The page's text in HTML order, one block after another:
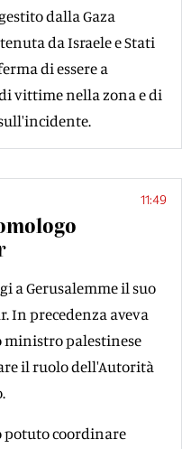
dalla Gaza
da Israele e Stati
di essere a
vittime nella zona e di
11:49
a Gerusalemme il suo
In precedenza aveva
palestinese
il ruolo dell'Autorità
potuto coordinare